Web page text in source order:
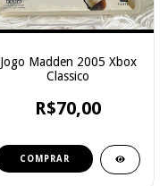
Jogo Madden 2005 Xbox
Classico
R$70,00